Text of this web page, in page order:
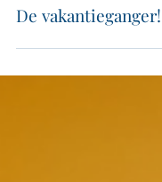
5 dagen geleden
De vakantieganger!